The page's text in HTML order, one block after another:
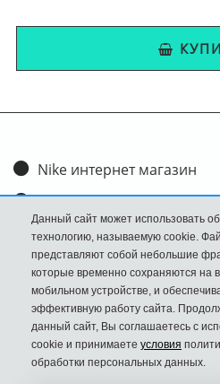
Nike интернет магазин
Доставка и оплата
Обмен и возврат
Размеры
FAQ
Новости
Политика
Данный сайт может использовать
технологию, называемую cookie.
представляют собой небольшие
которые временно сохраняются на
мобильном устройстве, и
эффективную работу сайта.
данный сайт, Вы соглашаетесь с
cookie и принимаете условия
обработки персональных данных.